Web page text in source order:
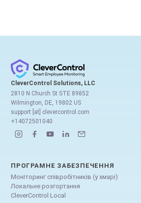
CleverControl Solutions, LLC
2810 N Church St STE 89852
Wilmington, DE, 19802 US
support [at] clevercontrol.com
+14072501040
ПРОГРАМНЕ ЗАБЕЗПЕЧЕННЯ
Моніторинг співробітників (у хмарі)
Локальне розгортання
CleverControl Local